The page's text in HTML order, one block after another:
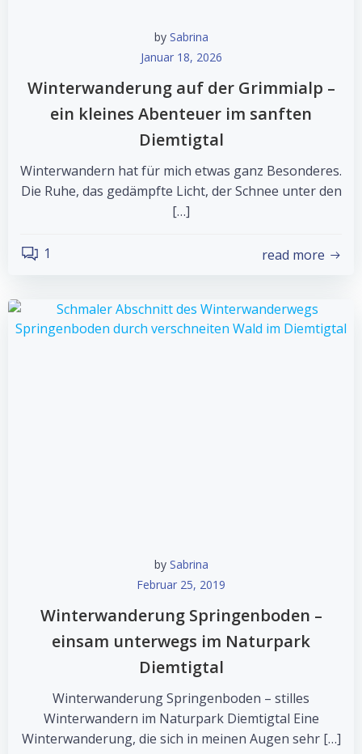
by Sabrina
Januar 18, 2026
Winterwanderung auf der Grimmialp –
ein kleines Abenteuer im sanften
Diemtigtal
Winterwandern hat für mich etwas ganz Besonderes.
Die Ruhe, das gedämpfte Licht, der Schnee unter den
[…]
1 read more
by Sabrina
Februar 25, 2019
Winterwanderung Springenboden –
einsam unterwegs im Naturpark
Diemtigtal
Winterwanderung Springenboden – stilles
Winterwandern im Naturpark Diemtigtal Eine
Winterwanderung, die sich in meinen Augen sehr […]